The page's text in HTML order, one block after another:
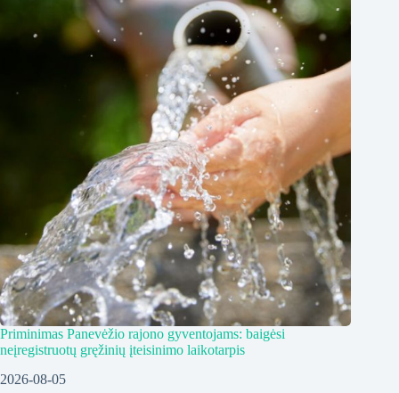
Priminimas Panevėžio rajono gyventojams: baigėsi
neįregistruotų gręžinių įteisinimo laikotarpis
2026-08-05